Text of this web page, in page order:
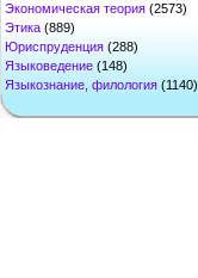
Экономическая теория (2573)
Этика (889)
Юриспруденция (288)
Языковедение (148)
Языкознание, филология (1140)